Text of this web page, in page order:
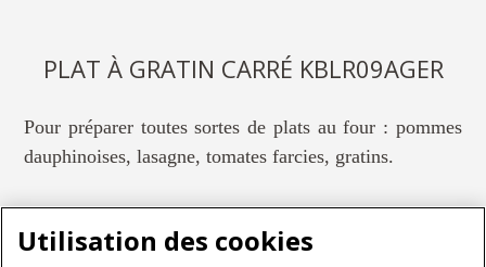
PLAT À GRATIN CARRÉ KBLR09AGER
Pour préparer toutes sortes de plats au four : pommes
dauphinoises, lasagne, tomates farcies, gratins.
Utilisation des cookies